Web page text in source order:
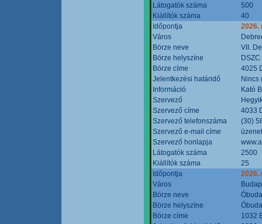
Látogatók száma
500
Kiállítók száma
40
Időpontja
2026.
Város
Börze neve
VII.
Börze helyszíne
Börze címe
4025
Jelentkezési határidő
Nincs
Információ
Kató
Szervező
Szervező címe
4033
Szervező telefonszáma
(30)
Szervező e-mail címe
Szervező honlapja
Látogatók száma
2500
Kiállítók száma
25
Időpontja
2026.
Város
Börze neve
Börze helyszíne
Börze címe
1032